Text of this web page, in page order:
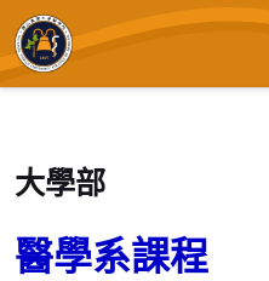
大學部
醫學系課程